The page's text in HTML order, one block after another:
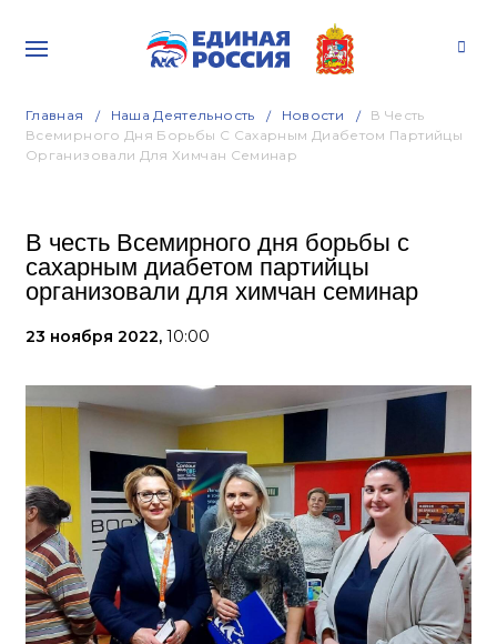
Главная Наша Деятельность Новости
В Честь
Всемирного Дня Борьбы С Сахарным Диабетом Партийцы
Организовали Для Химчан Семинар
В честь Всемирного дня борьбы с
сахарным диабетом партийцы
организовали для химчан семинар
23 ноября 2022, 10:00